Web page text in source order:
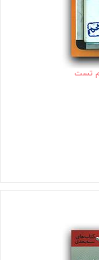
تست